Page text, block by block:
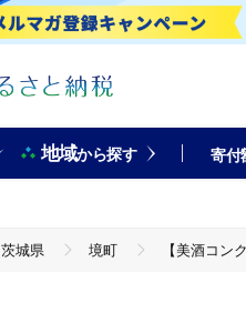
地域から探す 寄付
茨城県 境町 【美酒コン